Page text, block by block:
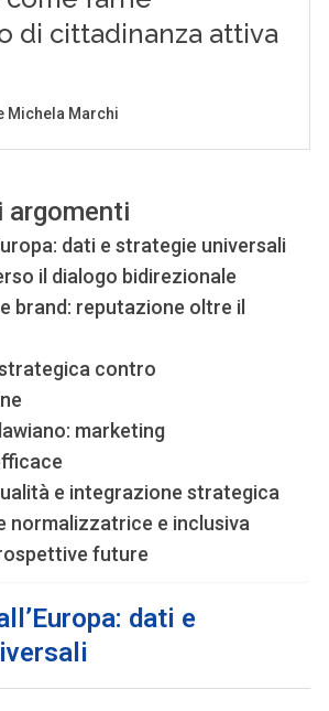
argomenti
dati e strategie universali
il dialogo bidirezionale
brand: reputazione oltre il
contro
marketing
e integrazione strategica
normalizzatrice e inclusiva
future
dati e